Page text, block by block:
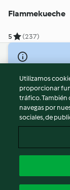
Flammekueche
5 (237)
© Copyright 2026
Términos de uso
Política de
Aviso legal
Información legal
Reportar
Declaración de
Utilizamos
proporcionar
tráfico.
navegas por
sociales, de